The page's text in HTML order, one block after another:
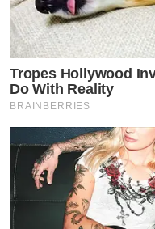
แต่ล่าสุดสาวก็ยังฮอตไม่
แต่เรื่องที่กำลังจะออนแ
ออกมาบอกว่า”เรื่องนี้รั
บๆ เป็นคนคิดอะไรก็พู
เล่นบทร้ายดู ยากมากก
ความกดดันมาก”
Tropes Hollywood
Do With Reality
BRAINBERRIES